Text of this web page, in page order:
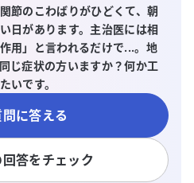
節のこわばりがひどくて、朝
日があります。主治医には相
用」と言われるだけで...。地
じ症状の方いますか？何か工
いです。
問に答える
答をチェック